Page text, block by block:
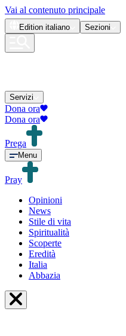
Vai al contenuto principale
Edition italiano Sezioni
Servizi
Dona ora
Dona ora
Prega
Menu
Pray
Opinioni
News
Stile di vita
Spiritualità
Scoperte
Eredità
Italia
Abbazia